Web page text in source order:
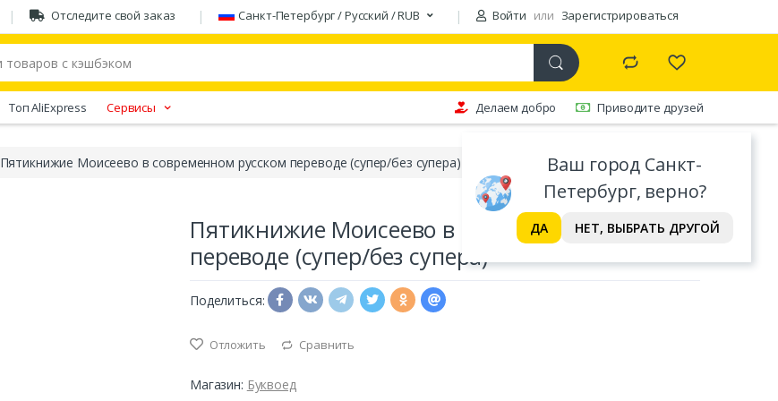
Отследите свой заказ Санкт-Петербург / Русский / RUB Войти или Зарегистрироваться
Ваш город Санкт-
Петербург, верно?
ДА НЕТ, ВЫБРАТЬ ДРУГОЙ
Tоп AliExpress Сервисы Делаем добро Приводите друзей
Пятикнижие Моисеево в современном русском переводе (супер/без супера)
Пятикнижие Моисеево в современном русском
переводе (супер/без супера)
Поделиться:
Отложить Сравнить
Магазин: Буквоед